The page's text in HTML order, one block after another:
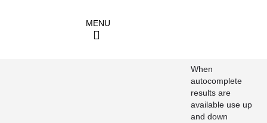
When
autocomplete
results are
available use up
and down